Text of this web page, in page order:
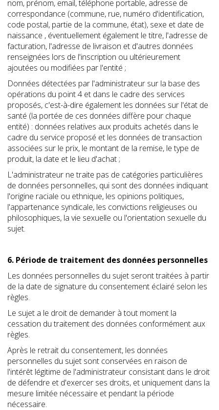
nom, prénom, email, téléphone portable, adresse de
correspondance (commune, rue, numéro d'identification,
code postal, partie de la commune, état), sexe et date de
naissance , éventuellement également le titre, l'adresse de
facturation, l'adresse de livraison et d'autres données
renseignées lors de l'inscription ou ultérieurement
ajoutées ou modifiées par l'entité ;
Données détectées par l'administrateur sur la base des
opérations du point 4 et dans le cadre des services
proposés, c'est-à-dire également les données sur l'état de
santé (la portée de ces données diffère pour chaque
entité) : données relatives aux produits achetés dans le
cadre du service proposé et les données de transaction
associées sur le prix, le montant de la remise, le type de
produit, la date et le lieu d'achat ;
L'administrateur ne traite pas de catégories particulières
de données personnelles, qui sont des données indiquant
l'origine raciale ou ethnique, les opinions politiques,
l'appartenance syndicale, les convictions religieuses ou
philosophiques, la vie sexuelle ou l'orientation sexuelle du
sujet.
6. Période de traitement des données personnelles
Les données personnelles du sujet seront traitées à partir
de la date de signature du consentement éclairé selon les
règles.
Le sujet a le droit de demander à tout moment la
cessation du traitement des données conformément aux
règles.
Après le retrait du consentement, les données
personnelles du sujet sont conservées en raison de
l'intérêt légitime de l'administrateur consistant dans le droit
de défendre et d'exercer ses droits, et uniquement dans la
mesure limitée nécessaire et pendant la période
nécessaire.